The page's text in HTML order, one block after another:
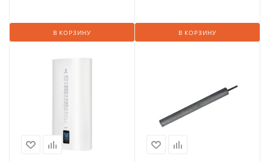
В КОРЗИНУ В КОРЗИНУ